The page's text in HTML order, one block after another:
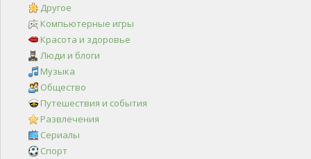
Другое
Компьютерные игры
Красота и здоровье
Люди и блоги
Музыка
Общество
Путешествия и события
Развлечения
Сериалы
Спорт